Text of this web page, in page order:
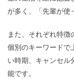
が多く、「先輩が使
また、それぞれ特徴
個別のキーワードで
い時期、キャンセル
能です。